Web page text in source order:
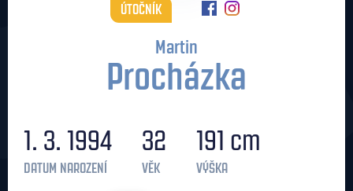
ÚTOČNÍK
Martin
Procházka
1. 3. 1994
DATUM NAROZENÍ
32
VĚK
191 cm
VÝŠKA